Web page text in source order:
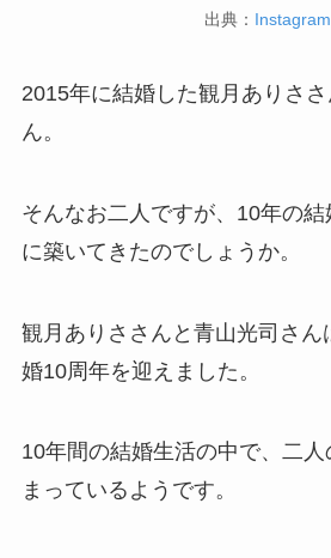
出典： Instagram
2015年に結婚した観月ありさ
ん。
そんなお二人ですが、10年の結
に築いてきたのでしょうか。
観月ありささんと青山光司さん
婚10周年を迎えました。
10年間の結婚生活の中で、二
まっているようです。